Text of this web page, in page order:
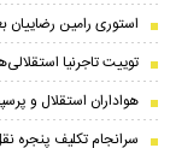
استوری رامین رضاییان
توییت تاجرنیا
هواداران استقلال و
سرانجام تکلیف پنجره